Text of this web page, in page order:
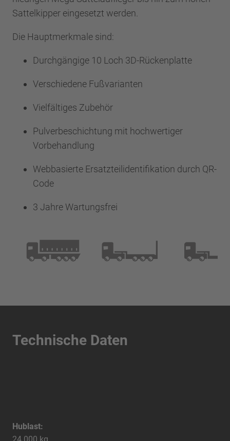
Sattelkipper eingesetzt werden.
Die Hauptmerkmale sind:
Durchgängige 10 Loch 3D-Rückenplatte
Verschiedene Fußvarianten
Vielfältiges Zubehör
Pulverbeschichtung mit hochwertiger
Vorbehandlung
Webbasierte Ersatzteilidentifikation durch QR-
Code
3 Jahre Wartungsfrei
Technische Daten
Hublast: